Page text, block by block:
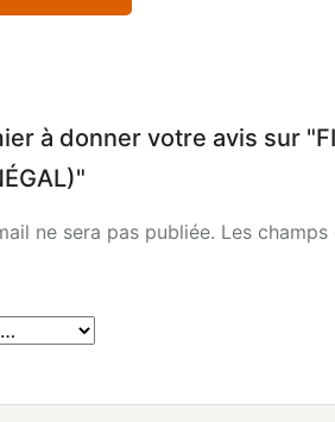
à donner votre avis sur
ne sera pas publiée. Les